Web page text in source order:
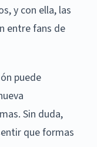
y con ella, las
entre fans de
puede
Sin duda,
que formas